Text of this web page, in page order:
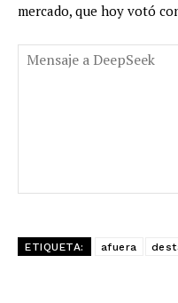
mercado, que hoy votó
ETIQUETA: afuera